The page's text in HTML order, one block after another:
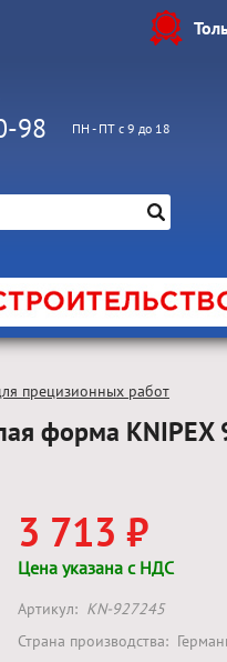
98 ПН - ПТ с 9 до 18
прецизионных работ
форма KNIPEX
3 713 ₽
Цена указана с НДС
Артикул: KN-927245
Страна производства: